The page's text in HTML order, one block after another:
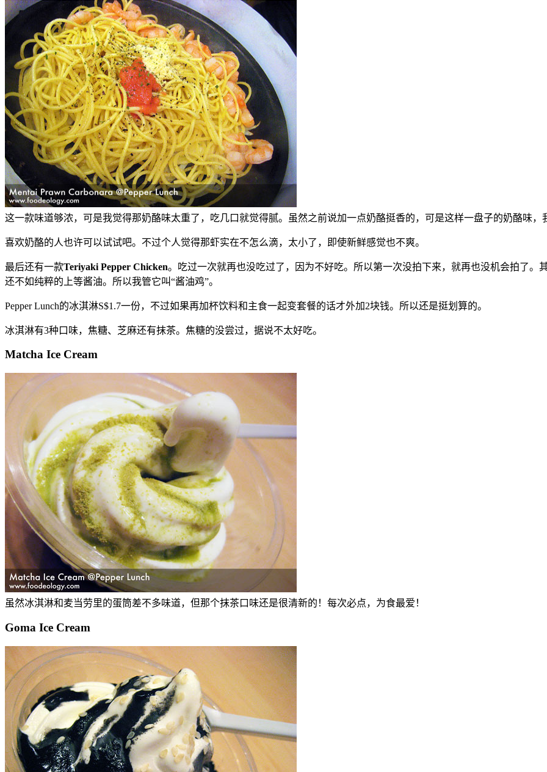
这一款味道够浓，可是我觉得那奶酪味太重了，吃几口就觉得腻。虽然之前说加一点奶酪挺香的，可是这样一盘子的奶酪味，
喜欢奶酪的人也许可以试试吧。不过个人觉得那虾实在不怎么滴，太小了，即使新鲜感觉也不爽。
最后还有一款Teriyaki Pepper Chicken。吃过一次就再也没吃过了，因为不好吃。所以第一次没拍下来，就再也没机会拍了。
还不如纯粹的上等酱油。所以我管它叫“酱油鸡”。
Pepper Lunch的冰淇淋S$1.7一份，不过如果再加杯饮料和主食一起变套餐的话才外加2块钱。所以还是挺划算的。
冰淇淋有3种口味，焦糖、芝麻还有抹茶。焦糖的没尝过，据说不太好吃。
Matcha Ice Cream
虽然冰淇淋和麦当劳里的蛋筒差不多味道，但那个抹茶口味还是很清新的！每次必点，为食最爱！
Goma Ice Cream